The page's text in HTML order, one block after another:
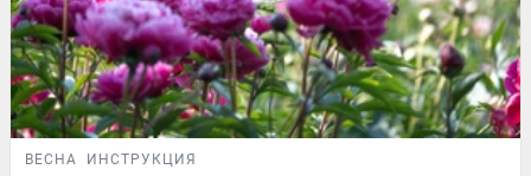
ВЕСНА ИНСТРУКЦИЯ